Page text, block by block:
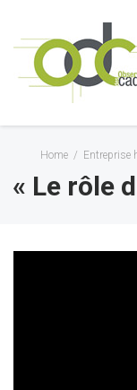
Home / Entreprise
« Le rôle